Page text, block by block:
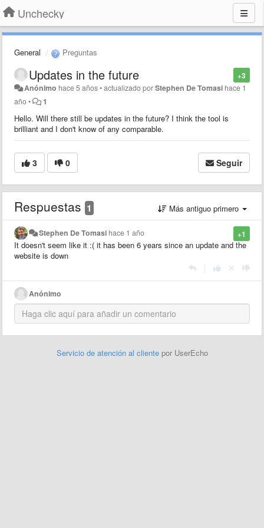
Unchecky
General Preguntas
+3
Updates in the future
Anónimo hace 5 años•actualizado porStephen De Tomasi hace 1
año• 1
Hello. Will there still be updates in the future? I think the tool is
brilliant and I don't know of any comparable.
3 0 Seguir
Respuestas 1 Más antiguo primero
+1
Stephen De Tomasi hace 1 año
It doesn't seem like it :( it has been 6 years since an update and the
website is down
Anónimo
Servicio de atención al cliente por UserEcho